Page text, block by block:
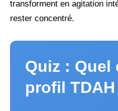
transforment en agitation
rester concentré.
Quiz : Quel
profil TDAH